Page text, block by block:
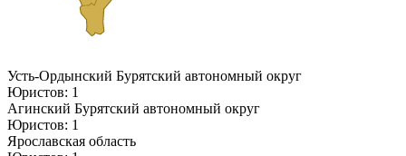
Усть-Ордынский Бурятский автономный округ
Юристов: 1
Агинский Бурятский автономный округ
Юристов: 1
Ярославская область